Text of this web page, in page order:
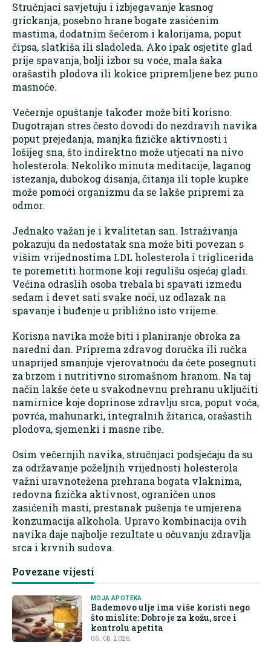
Stručnjaci savjetuju i izbjegavanje kasnog
grickanja, posebno hrane bogate zasićenim
mastima, dodatnim šećerom i kalorijama, poput
čipsa, slatkiša ili sladoleda. Ako ipak osjetite glad
prije spavanja, bolji izbor su voće, mala šaka
orašastih plodova ili kokice pripremljene bez puno
masnoće.
Večernje opuštanje također može biti korisno.
Dugotrajan stres često dovodi do nezdravih navika
poput prejedanja, manjka fizičke aktivnosti i
lošijeg sna, što indirektno može utjecati na nivo
holesterola. Nekoliko minuta meditacije, laganog
istezanja, dubokog disanja, čitanja ili tople kupke
može pomoći organizmu da se lakše pripremi za
odmor.
Jednako važan je i kvalitetan san. Istraživanja
pokazuju da nedostatak sna može biti povezan s
višim vrijednostima LDL holesterola i triglicerida
te poremetiti hormone koji regulišu osjećaj gladi.
Većina odraslih osoba trebala bi spavati između
sedam i devet sati svake noći, uz odlazak na
spavanje i buđenje u približno isto vrijeme.
Korisna navika može biti i planiranje obroka za
naredni dan. Priprema zdravog doručka ili ručka
unaprijed smanjuje vjerovatnoću da ćete posegnuti
za brzom i nutritivno siromašnom hranom. Na taj
način lakše ćete u svakodnevnu prehranu uključiti
namirnice koje doprinose zdravlju srca, poput voća,
povrća, mahunarki, integralnih žitarica, orašastih
plodova, sjemenki i masne ribe.
Osim večernjih navika, stručnjaci podsjećaju da su
za održavanje poželjnih vrijednosti holesterola
važni uravnotežena prehrana bogata vlaknima,
redovna fizička aktivnost, ograničen unos
zasićenih masti, prestanak pušenja te umjerena
konzumacija alkohola. Upravo kombinacija ovih
navika daje najbolje rezultate u očuvanju zdravlja
srca i krvnih sudova.
Povezane vijesti
MOJA APOTEKA
Bademovo ulje ima više koristi nego
što mislite: Dobro je za kožu, srce i
kontrolu apetita
06. 08. 2026.